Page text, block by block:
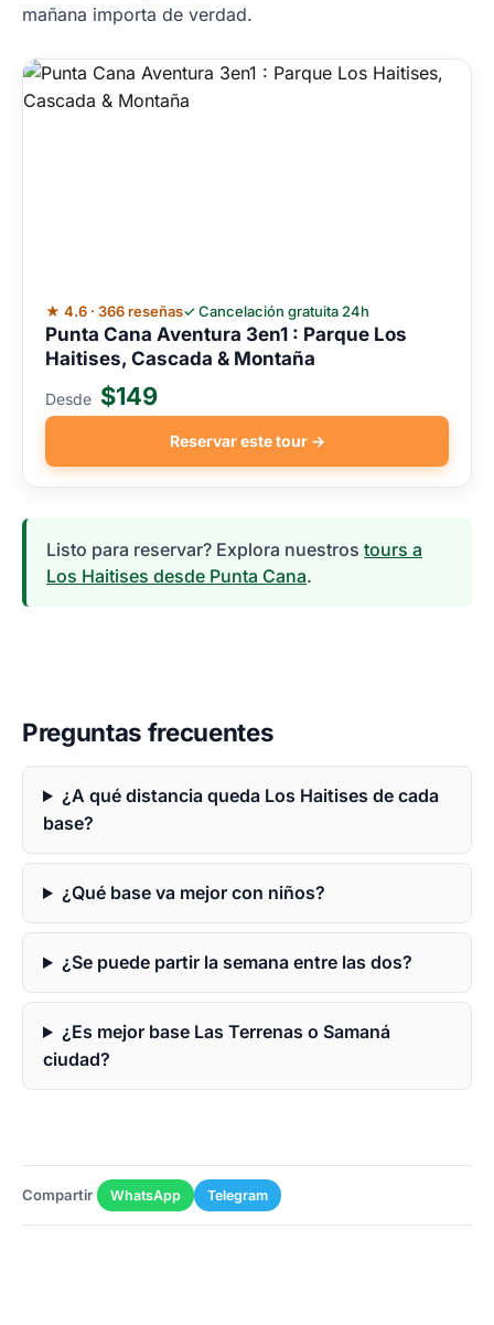
mañana importa de verdad.
★ 4.6 · 366 reseñas✓ Cancelación gratuita 24h
Punta Cana Aventura 3en1 : Parque Los
Haitises, Cascada & Montaña
Desde $149
Reservar este tour →
Listo para reservar? Explora nuestros tours a
Los Haitises desde Punta Cana.
Preguntas frecuentes
¿A qué distancia queda Los Haitises de cada
base?
¿Qué base va mejor con niños?
¿Se puede partir la semana entre las dos?
¿Es mejor base Las Terrenas o Samaná
ciudad?
Compartir WhatsApp Telegram